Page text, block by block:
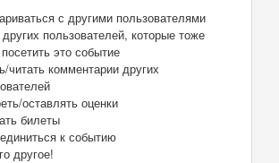
с другими пользователями
других пользователей, которые тоже
это событие
читать комментарии других
оставлять оценки
билеты
к событию
другое!